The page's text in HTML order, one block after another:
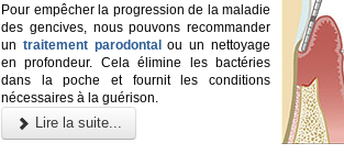
Pour empêcher la progression de la maladie
des gencives, nous pouvons recommander
un traitement parodontalou un nettoyage
en profondeur. Cela élimine les bactéries
dans la poche et fournit les conditions
nécessaires à la guérison.
Lire la suite...